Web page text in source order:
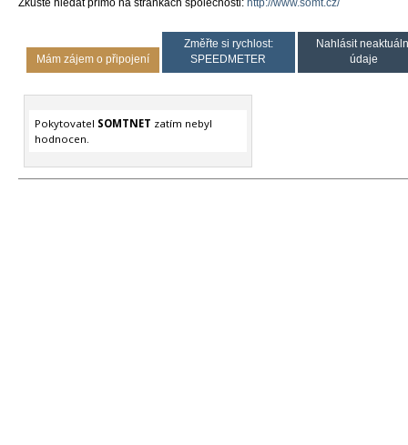
Zkuste hledat přímo na stránkách společnosti: http://www.somt.cz/
Mám zájem o připojení
Změřte si rychlost:
SPEEDMETER
Nahlásit
údaje
Pokytovatel SOMTNET zatím nebyl
hodnocen.